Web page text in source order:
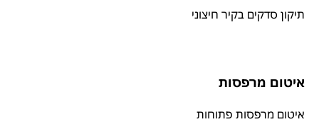
תיקון סדקים בקיר חיצוני
איטום מרפסות
איטום מרפסות פתוחות